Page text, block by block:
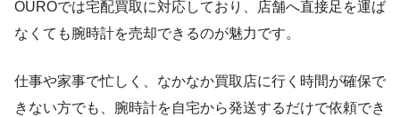
OUROでは宅配買取に対応しており、店舗へ直接足を運ば
なくても腕時計を売却できるのが魅力です。
仕事や家事で忙しく、なかなか買取店に行く時間が確保で
きない方でも、腕時計を自宅から発送するだけで依頼でき